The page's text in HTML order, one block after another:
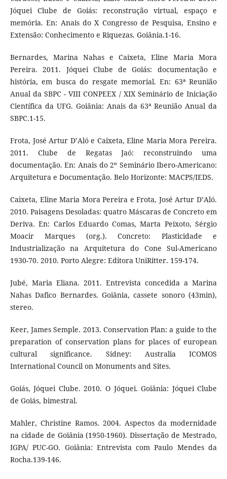
Jóquei Clube de Goiás: reconstrução virtual, espaço e
memória. En: Anais do X Congresso de Pesquisa, Ensino e
Extensão: Conhecimento e Riquezas. Goiânia.1-16.
Bernardes, Marina Nahas e Caixeta, Eline Maria Mora
Pereira. 2011. Jóquei Clube de Goiás: documentação e
história, em busca do resgate memorial. En: 63ª Reunião
Anual da SBPC - VIII CONPEEX / XIX Seminário de Iniciação
Científica da UFG. Goiânia: Anais da 63ª Reunião Anual da
SBPC.1-15.
Frota, José Artur D’Aló e Caixeta, Eline Maria Mora Pereira.
2011. Clube de Regatas Jaó: reconstruindo uma
documentação. En: Anais do 2º Seminário Ibero-Americano:
Arquitetura e Documentação. Belo Horizonte: MACPS/IEDS.
Caixeta, Eline Maria Mora Pereira e Frota, José Artur D’Aló.
2010. Paisagens Desoladas: quatro Máscaras de Concreto em
Deriva. En: Carlos Eduardo Comas, Marta Peixoto, Sérgio
Moacir Marques (org.). Concreto: Plasticidade e
Industrialização na Arquitetura do Cone Sul-Americano
1930-70. 2010. Porto Alegre: Editora UniRitter. 159-174.
Jubé, Maria Eliana. 2011. Entrevista concedida a Marina
Nahas Dafico Bernardes. Goiânia, cassete sonoro (43min),
stereo.
Keer, James Semple. 2013. Conservation Plan: a guide to the
preparation of conservation plans for places of european
cultural significance. Sidney: Australia ICOMOS
International Council on Monuments and Sites.
Goiás, Jóquei Clube. 2010. O Jóquei. Goiânia: Jóquei Clube
de Goiás, bimestral.
Mahler, Christine Ramos. 2004. Aspectos da modernidade
na cidade de Goiânia (1950-1960). Dissertação de Mestrado,
IGPA/ PUC-GO. Goiânia: Entrevista com Paulo Mendes da
Rocha.139-146.